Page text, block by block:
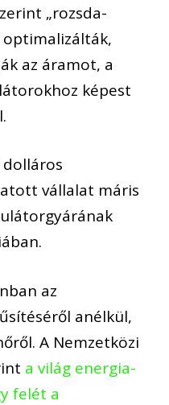
„rozsda-
az áramot, a
képest
vállalat máris
az
anélkül,
A Nemzetközi
a világ energia-
felét a